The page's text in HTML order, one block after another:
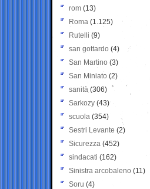
rom (13)
Roma (1.125)
Rutelli (9)
san gottardo (4)
San Martino (3)
San Miniato (2)
sanità (306)
Sarkozy (43)
scuola (354)
Sestri Levante (2)
Sicurezza (452)
sindacati (162)
Sinistra arcobaleno (11)
Soru (4)